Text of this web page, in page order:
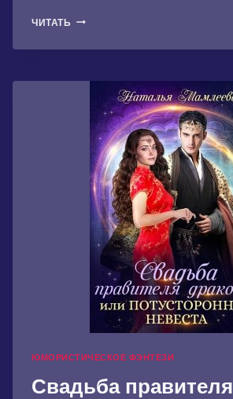
ЧИТАТЬ GALAXY
ЛЕГЕНДА
ЮМОРИСТИЧЕСКОЕ ФЭНТЕЗИ
Свадьба правителя